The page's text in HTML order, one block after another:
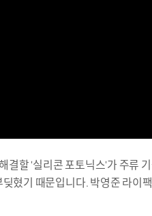
결할 '실리콘 포토닉스'가 주류
혔기 때문입니다. 박영준 라이